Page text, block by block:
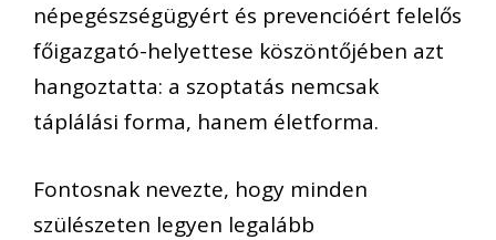
népegészségügyért és prevencióért felelős
főigazgató-helyettese köszöntőjében azt
hangoztatta: a szoptatás nemcsak
táplálási forma, hanem életforma.
Fontosnak nevezte, hogy minden
szülészeten legyen legalább